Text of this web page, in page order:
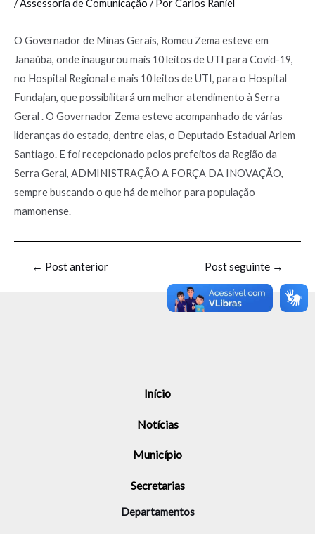
/Assessoria de Comunicação / PorCarlos Raniel
O Governador de Minas Gerais, Romeu Zema esteve em
Janaúba, onde inaugurou mais 10 leitos de UTI para Covid-19,
no Hospital Regional e mais 10 leitos de UTI, para o Hospital
Fundajan, que possibilitará um melhor atendimento à Serra
Geral . O Governador Zema esteve acompanhado de várias
lideranças do estado, dentre elas, o Deputado Estadual Arlem
Santiago. E foi recepcionado pelos prefeitos da Região da
Serra Geral, ADMINISTRAÇÃO A FORÇA DA INOVAÇÃO,
sempre buscando o que há de melhor para população
mamonense.
← Post anterior Post seguinte →
Início
Notícias
Município
Secretarias
Departamentos